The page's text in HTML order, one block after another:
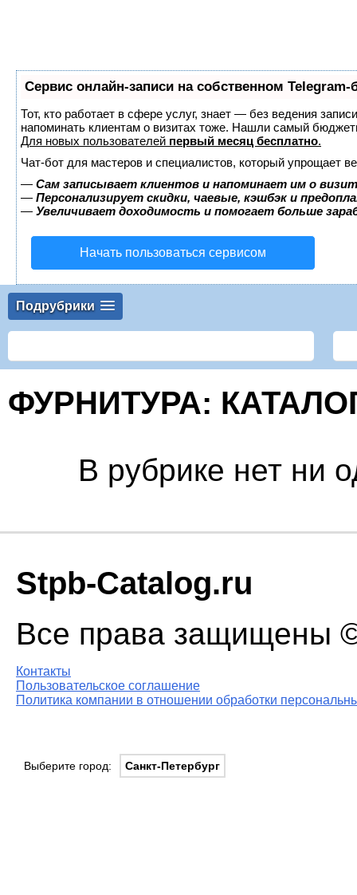
Сервис онлайн-записи на собственном Telegram-
Тот, кто работает в сфере услуг, знает — без ведения
напоминать клиентам о визитах тоже. Нашли самый
Для новых пользователей первый месяц бесплатно.
Чат-бот для мастеров и специалистов, который упрощает
— Сам записывает клиентов и напоминает им о
— Персонализирует скидки, чаевые, кэшбэк и
— Увеличивает доходимость и помогает больше
Начать пользоваться сервисом
Подрубрики
ФУРНИТУРА:
В рубрике нет ни
Stpb-Catalog.ru
Все права защищены
Контакты
Пользовательское соглашение
Политика компании в отношении обработки
Выберите город: Санкт-Петербург